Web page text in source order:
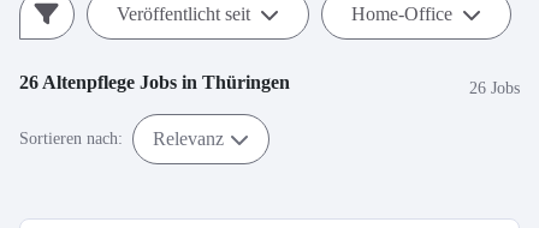
Veröffentlicht seit Home-Office
26 Altenpflege Jobs in Thüringen 26 Jobs
Sortieren nach: Relevanz